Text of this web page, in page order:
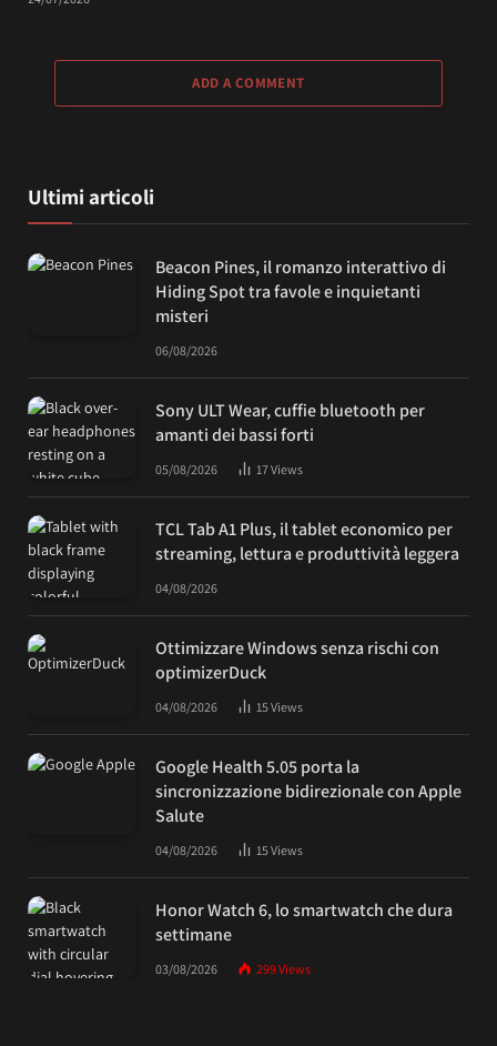
ADD A COMMENT
Ultimi articoli
Beacon Pines, il romanzo interattivo di
Hiding Spot tra favole e inquietanti
misteri
06/08/2026
Sony ULT Wear, cuffie bluetooth per
amanti dei bassi forti
05/08/2026 17Views
TCL Tab A1 Plus, il tablet economico per
streaming, lettura e produttività leggera
04/08/2026
Ottimizzare Windows senza rischi con
optimizerDuck
04/08/2026 15Views
Google Health 5.05 porta la
sincronizzazione bidirezionale con Apple
Salute
04/08/2026 15Views
Honor Watch 6, lo smartwatch che dura
settimane
03/08/2026 299Views